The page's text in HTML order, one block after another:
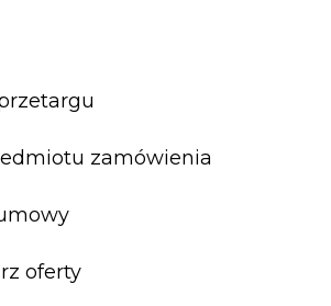
zamówienia
oferty